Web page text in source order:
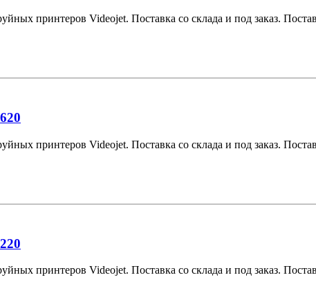
принтеров Videojet. Поставка со склада и под заказ.
принтеров Videojet. Поставка со склада и под заказ.
принтеров Videojet. Поставка со склада и под заказ.